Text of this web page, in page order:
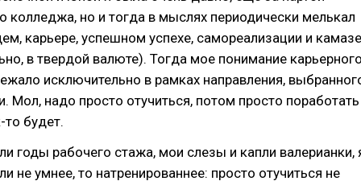
колледжа, но и тогда в мыслях периодически мелькал
карьере, успешном успехе, самореализации и камазе
в твердой валюте). Тогда мое понимание карьерного
исключительно в рамках направления,
Мол, надо просто отучиться, потом просто поработать
будет.
годы рабочего стажа, мои слезы и капли валерианки,
не умнее, то натренированнее: просто отучиться не